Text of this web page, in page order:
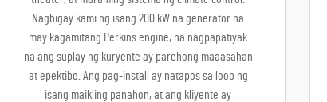
Nagbigay kami ng isang 200 kW na generator na
may kagamitang Perkins engine, na nagpapatiyak
na ang suplay ng kuryente ay parehong maaasahan
at epektibo. Ang pag-install ay natapos sa loob ng
isang maikling panahon, at ang kliyente ay